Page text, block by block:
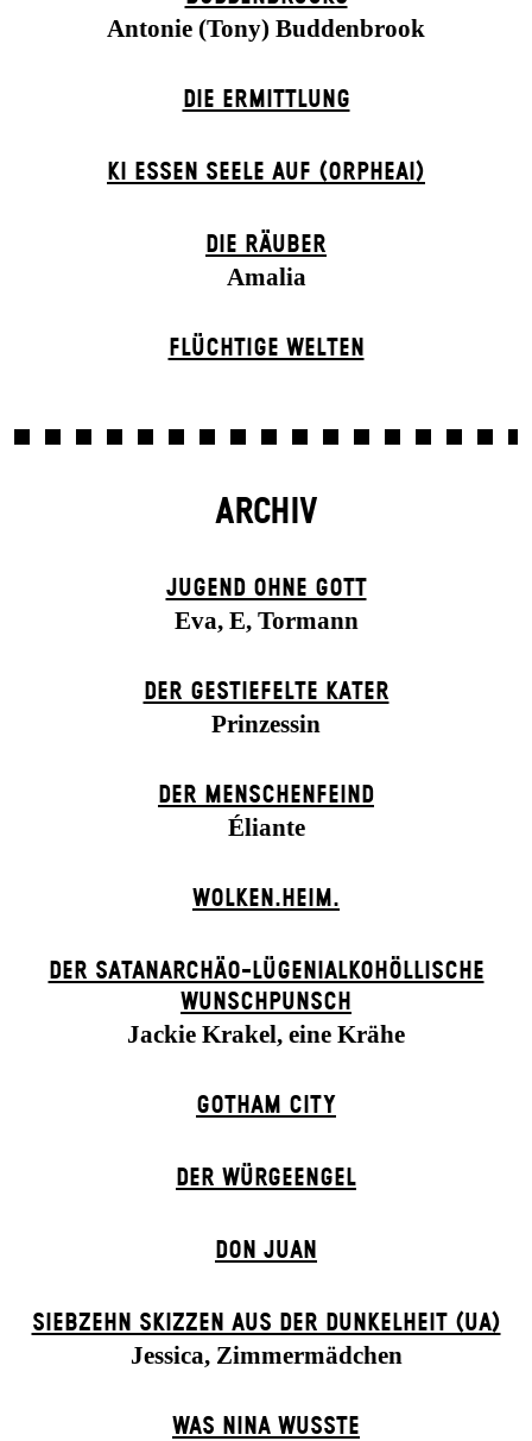
Antonie (Tony) Buddenbrook
DIE ERMITTLUNG
KI ESSEN SEELE AUF (ORPHEAI)
DIE RÄUBER
Amalia
FLÜCHTIGE WELTEN
ARCHIV
JUGEND OHNE GOTT
Eva, E, Tormann
DER GESTIEFELTE KATER
Prinzessin
DER MENSCHENFEIND
Éliante
WOLKEN.HEIM.
DER SATANARCHÄO-LÜGENIALKOHÖLLISCHE
WUNSCHPUNSCH
Jackie Krakel, eine Krähe
GOTHAM CITY
DER WÜR­GE­ENG­EL
DON JUAN
SIEBZEHN SKIZZEN AUS DER DUNKELHEIT (UA)
Jessica, Zimmermädchen
WAS NINA WUSSTE